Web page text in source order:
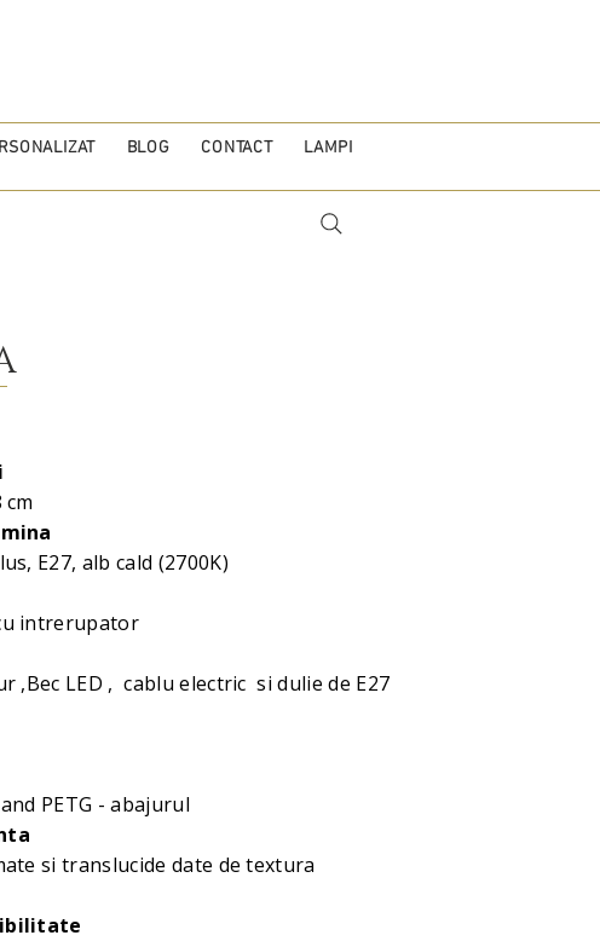
BLOG CONTACT LAMPI
cm
E27, alb cald (2700K)
intrerupator
,Bec LED , cablu electric si dulie de E27
PETG - abajurul
si translucide date de textura